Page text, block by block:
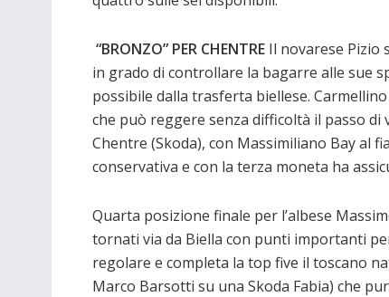
“BRONZO” PER CHENTRE Il novarese Pizio
in grado di controllare la bagarre alle sue
possibile dalla trasferta biellese.
che può reggere senza difficoltà il passo di
Chentre (Skoda), con Massimiliano Bay al
conservativa e con la terza moneta ha
Quarta posizione finale per l’albese
tornati via da Biella con punti importanti
regolare e completa la top five il toscano
Marco Barsotti su una Skoda Fabia) che